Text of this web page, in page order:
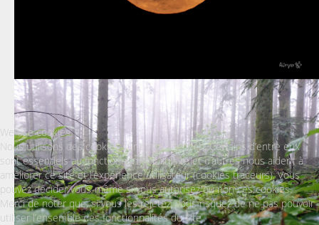
We use cookies
Nous utilisons des cookies sur notre site web. Certains d’entre eux
sont essentiels au fonctionnement du site et d’autres nous aident à
améliorer ce site et l’expérience utilisateur (cookies traceurs). Vous
pouvez décider vous-même si vous autorisez ou non ces cookies.
Merci de noter que, si vous les rejetez, vous risquez de ne pas pouvoir
utiliser l’ensemble des fonctionnalités du site.